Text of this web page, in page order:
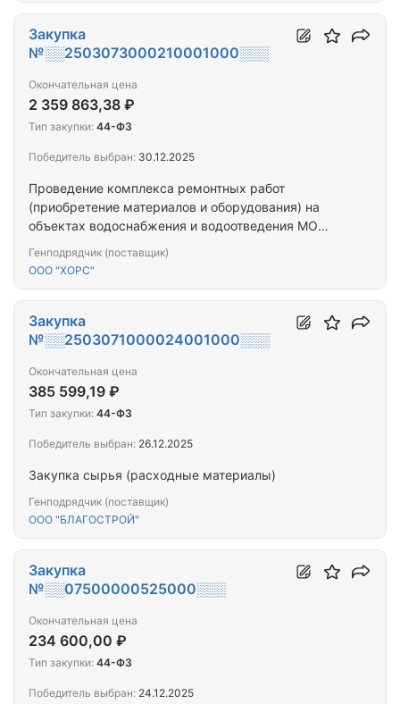
Проведение комплекса ремонтных работ
(приобретение материалов и оборудования) на
объектах водоснабжения и водоотведения МО
Генподрядчик (поставщик)
ООО "ХОРС"
Закупка
№░░2503073000210001000░░░
Окончательная цена
2 359 863,38 ₽
Тип закупки: 44-ФЗ
Победитель выбран: 30.12.2025
Закупка сырья (расходные материалы)
Генподрядчик (поставщик)
ООО "БЛАГОСТРОЙ"
Закупка
№░░2503071000024001000░░░
Окончательная цена
385 599,19 ₽
Тип закупки: 44-ФЗ
Победитель выбран: 26.12.2025
Закупка
№░░07500000525000░░░
Окончательная цена
234 600,00 ₽
Тип закупки: 44-ФЗ
Победитель выбран: 24.12.2025